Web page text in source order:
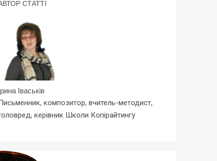
СТАТТІ
Іваськів
композитор, вчитель-методист,
керівник Школи Копірайтингу